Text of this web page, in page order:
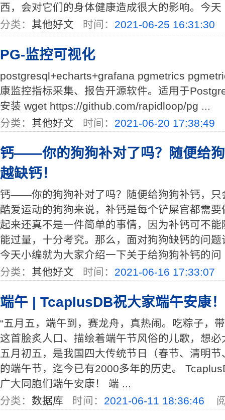
西，会对它们的身体健康造成很大的影响。今天
分类： 其他好文 时间： 2021-06-25 16:31:30
PG-监控可视化
postgresql+echarts+grafana pgmetrics
康监控指标采集、报告开源软件。适用于
安装 wget https://github.com/rapidloop/pg ...
分类： 其他好文 时间： 2021-06-20 17:38:49
钙——你的狗狗补对了吗？随便给
越缺钙！
钙——你的狗狗补对了吗？随便给狗狗补钙，只
酷爱运动的狗狗来说，补钙是每个铲屎官都需
起来还真不是一件简单的事情，因为补钙可不
能过量，十分考究。那么，面对狗狗缺钙的问
今天小编就为大家介绍一下关于给狗狗补钙的问
分类： 其他好文 时间： 2021-06-16 17:33:07
端午 | TcaplusDB祝大家端午安康！
“五月五，端午到，赛龙舟，真热闹。吃粽子，
这首脍炙人口、描绘着端午节风俗的儿歌，想
五月初五，是我国四大传统节日（春节、清明
的端午节，迄今已有2000多年的历史。
广大同胞们端午安康！ 端 ...
分类： 数据库 时间： 2021-06-11 18:36:46 阅